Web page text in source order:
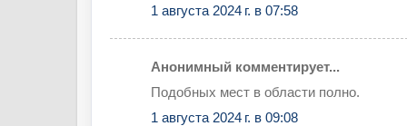
1 августа 2024 г. в 07:58
Анонимный комментирует...
Подобных мест в области полно.
1 августа 2024 г. в 09:08